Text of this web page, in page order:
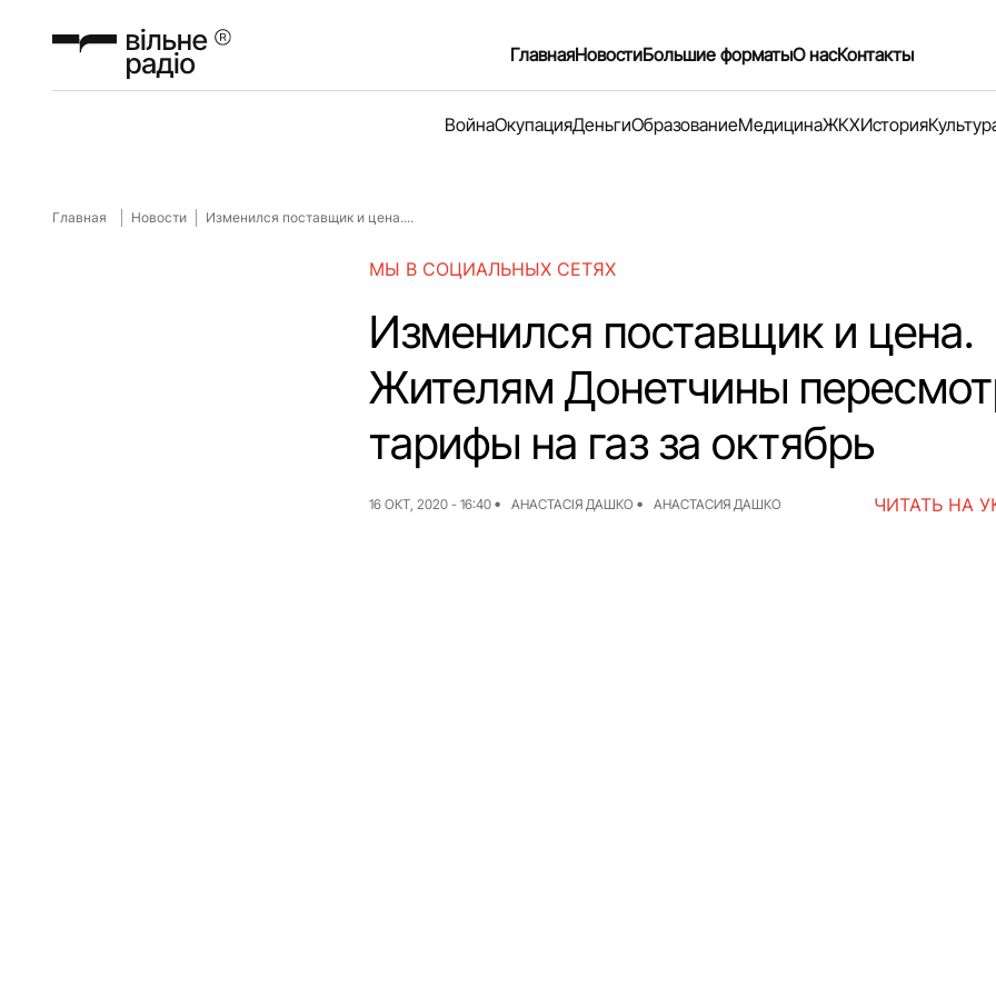
ГлавнаяНовостиБольшие форматыО насКонтакты
ВойнаОкупацияДеньгиОбразованиеМедицинаЖКХИстория
Главная Новости Изменился поставщик и цена....
МЫ В СОЦИАЛЬНЫХ СЕТЯХ
Изменился поставщик и цена.
Жителям Донетчины
тарифы на газ за октябрь
16 ОКТ, 2020 - 16:40 АНАСТАСІЯ ДАШКО АНАСТАСИЯ ДАШКО ЧИТАТЬ НА